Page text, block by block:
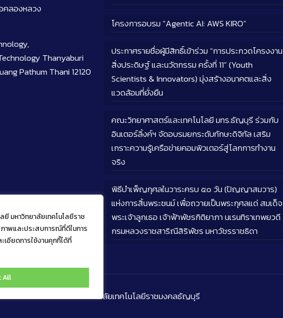
ยี มหาวิทยาลัยเทคโนโลยีราช
าพและประสบการณ์ที่ดีในการ
เอียดการใช้งานคุกกี้ได้ที่
All
คลองหลวง
Thanyaburi
Pathum Thani 12120
โครงการอบรม “Agentic AI: AWS KIRO”
ประกาศรายชื่อผู้มีสิทธิ์เข้าร่วม “การประกวดโครงงาน
สิ่งประดิษฐ์ และนวัตกรรม ครั้งที่ 11” (Youth
Scientists & Innovators) มุ่งสร้างอนาคตและสิ่ง
แวดล้อมที่ยั่งยืน
คณะวิทยาศาสตร์และเทคโนโลยี มทร.ธัญบุรี ร่วมกับ
อินเตอร์ลิ้งค์ฯ จัดอบรมยกระดับทักษะดิจิทัล เสริม
เกราะความรู้เครือข่ายคอมพิวเตอร์สู่โลกการทำงาน
จริง
พิธีบำเพ็ญกุศลในวาระครบ ๕๐ วัน (ปัญญาสมวาร)
แห่งการสิ้นพระชนม์ เพื่อถวายเป็นพระกุศลแด่ สมเด็จ
พระเจ้าลูกเธอ เจ้าฟ้าพัชรกิติยาภา นเรนทิราเทพยวดี
กรมหลวงราชสาริณีสิริพัชร มหาวัชรราชธิดา
สตร์และเทคโนโลยี มหาวิทยาลัยเทคโนโลยีราชมงคลธัญบุรี